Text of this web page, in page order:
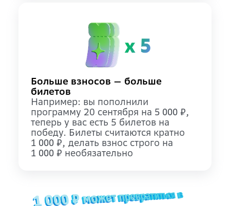
Больше взносов — больше
билетов
Например: вы пополнили
программу 20 сентября на 5 000 ₽,
теперь у вас есть 5 билетов на
победу. Билеты считаются кратно
1 000 ₽, делать взнос строго на
1 000 ₽ необязательно